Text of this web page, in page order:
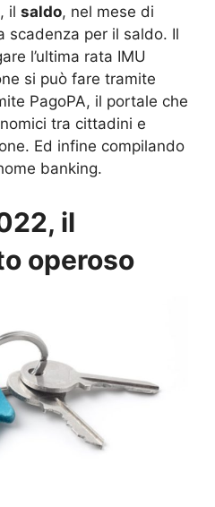
il saldo, nel mese di
scadenza per il saldo. Il
l’ultima rata IMU
si può fare tramite
PagoPA, il portale che
tra cittadini e
Ed infine compilando
banking.
il
operoso